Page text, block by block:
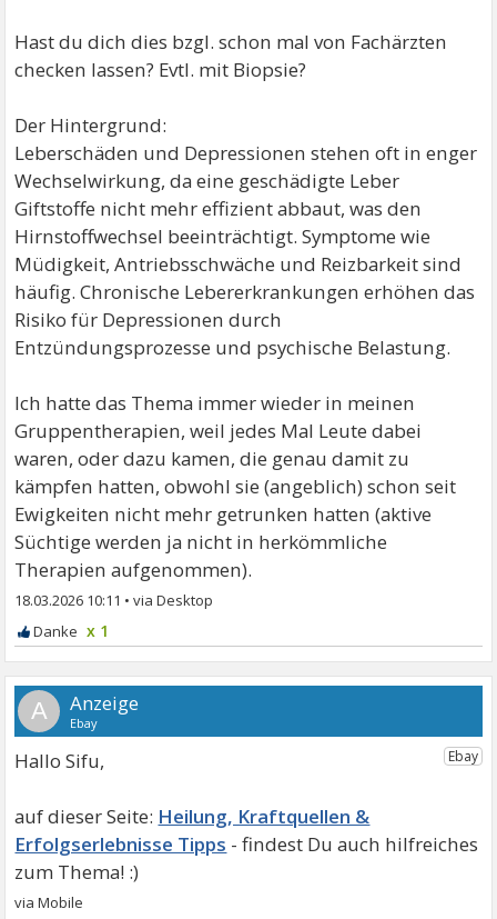
Hast du dich dies bzgl. schon mal von Fachärzten
checken lassen? Evtl. mit Biopsie?
Der Hintergrund:
Leberschäden und Depressionen stehen oft in enger
Wechselwirkung, da eine geschädigte Leber
Giftstoffe nicht mehr effizient abbaut, was den
Hirnstoffwechsel beeinträchtigt. Symptome wie
Müdigkeit, Antriebsschwäche und Reizbarkeit sind
häufig. Chronische Lebererkrankungen erhöhen das
Risiko für Depressionen durch
Entzündungsprozesse und psychische Belastung.
Ich hatte das Thema immer wieder in meinen
Gruppentherapien, weil jedes Mal Leute dabei
waren, oder dazu kamen, die genau damit zu
kämpfen hatten, obwohl sie (angeblich) schon seit
Ewigkeiten nicht mehr getrunken hatten (aktive
Süchtige werden ja nicht in herkömmliche
Therapien aufgenommen).
18.03.2026 10:11 •
x 1
A
Hallo Sifu,
Heilung, Kraftquellen &
Erfolgserlebnisse Tipps